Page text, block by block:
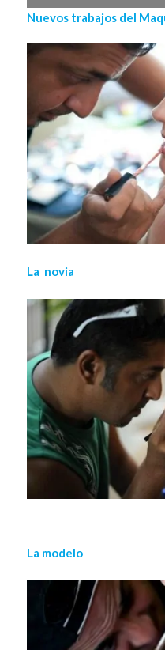
Nuevos trabajos del
La novia
La modelo